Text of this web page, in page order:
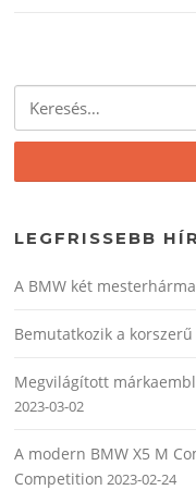
LEGFRISSEBB
A BMW két
Bemutatkozik a korszerű
Megvilágított
2023-03-02
A modern BMW X5 M
Competition 2023-02-24